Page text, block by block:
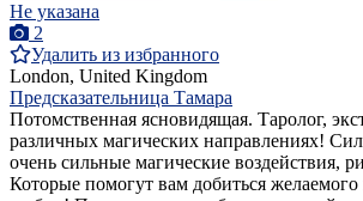
Не указана
2
Удалить из избранного
London, United Kingdom
Предсказательница Тамара
Потомственная ясновидящая. Таролог,
различных магических направлениях!
очень сильные магические воздействия,
Которые помогут вам добиться